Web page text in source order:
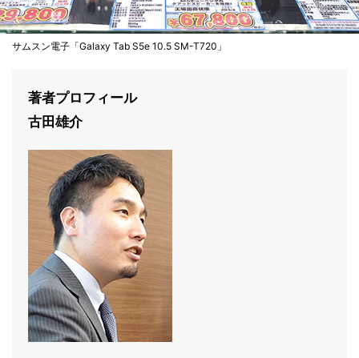
サムスン電子「Galaxy Tab S5e 10.5 SM-T720」
著者プロフィール
古田雄介